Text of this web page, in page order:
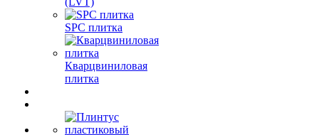
SPC плитка
Кварцвиниловая
плитка